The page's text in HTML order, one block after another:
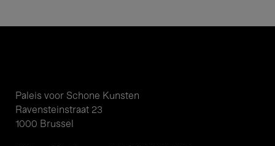
Paleis voor Schone Kunsten
Ravensteinstraat 23
1000 Brussel